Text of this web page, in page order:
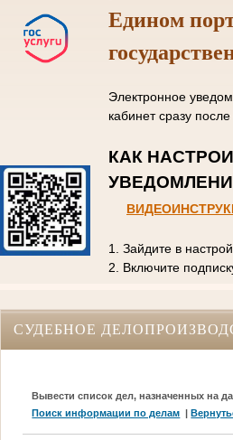
Едином
Электронное
кабинет сразу
КАК
1. Зайдите в
2. Включите
СУДЕБНОЕ
Вывести список дел, назначенных на
Поиск информации по делам |